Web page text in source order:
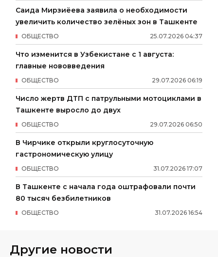
Саида Мирзиёева заявила о необходимости
увеличить количество зелёных зон в Ташкенте
25.07.2026 04:37
ОБЩЕСТВО
Что изменится в Узбекистане с 1 августа:
главные нововведения
29.07.2026 06:19
ОБЩЕСТВО
Число жертв ДТП с патрульными мотоциклами в
Ташкенте выросло до двух
29.07.2026 06:50
ОБЩЕСТВО
В Чирчике открыли круглосуточную
гастрономическую улицу
31.07.2026 17:07
ОБЩЕСТВО
В Ташкенте с начала года оштрафовали почти
80 тысяч безбилетников
31.07.2026 16:54
ОБЩЕСТВО
Другие новости